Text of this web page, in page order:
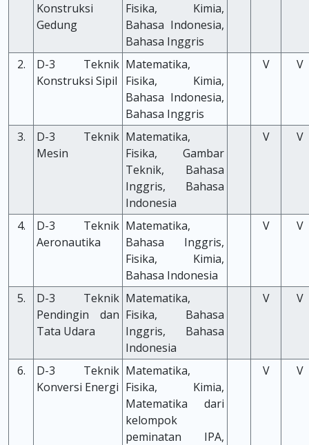
Konstruksi
Gedung
Fisika, Kimia,
Bahasa Indonesia,
Bahasa Inggris
2.
D-3 Teknik
Konstruksi Sipil
Matematika,
Fisika, Kimia,
Bahasa Indonesia,
Bahasa Inggris
V V
3.
D-3 Teknik
Mesin
Matematika,
Fisika, Gambar
Teknik, Bahasa
Inggris, Bahasa
Indonesia
V V
4.
D-3 Teknik
Aeronautika
Matematika,
Bahasa Inggris,
Fisika, Kimia,
Bahasa Indonesia
V V
5.
D-3 Teknik
Pendingin dan
Tata Udara
Matematika,
Fisika, Bahasa
Inggris, Bahasa
Indonesia
V V
6.
D-3 Teknik
Konversi Energi
Matematika,
Fisika, Kimia,
Matematika dari
kelompok
peminatan IPA,
V V